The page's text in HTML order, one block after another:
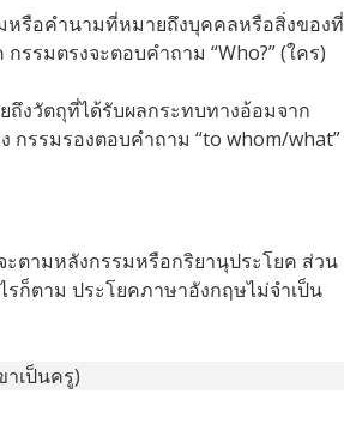
หรือคำนามที่หมายถึงบุคคลหรือสิ่งของที่
รรมตรงจะตอบคำถาม “Who?” (ใคร)
งวัตถุที่ได้รับผลกระทบทางอ้อมจาก
กรรมรองตอบคำถาม “to whom/what”
ตามหลังกรรมหรือกริยานุประโยค ส่วน
ก็ตาม ประโยคภาษาอังกฤษไม่จำเป็น
าเป็นครู)